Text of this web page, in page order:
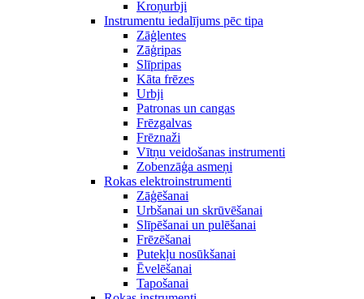
Kroņurbji
Instrumentu iedalījums pēc tipa
Zāģlentes
Zāģripas
Slīpripas
Kāta frēzes
Urbji
Patronas un cangas
Frēzgalvas
Frēznaži
Vītņu veidošanas instrumenti
Zobenzāģa asmeņi
Rokas elektroinstrumenti
Zāģēšanai
Urbšanai un skrūvēšanai
Slīpēšanai un pulēšanai
Frēzēšanai
Putekļu nosūkšanai
Ēvelēšanai
Tapošanai